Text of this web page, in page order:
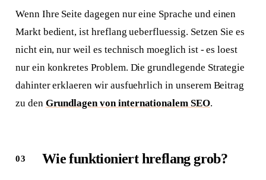
Wenn Ihre Seite dagegen nur eine Sprache und einen
Markt bedient, ist hreflang ueberfluessig. Setzen Sie es
nicht ein, nur weil es technisch moeglich ist - es loest
nur ein konkretes Problem. Die grundlegende Strategie
dahinter erklaeren wir ausfuehrlich in unserem Beitrag
zu den Grundlagen von internationalem SEO.
Wie funktioniert hreflang grob?